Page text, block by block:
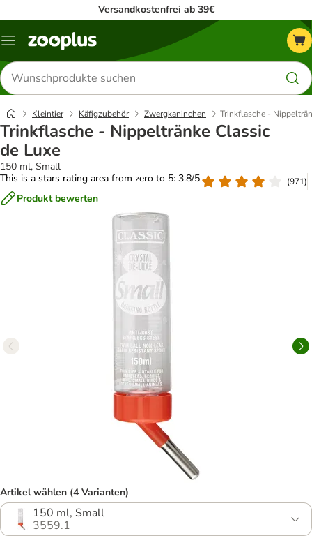
Versandkostenfrei ab 39€
Menü
Produkte
suchen
Kleintier Käfigzubehör Zwergkaninchen Trinkflasche -
Trinkflasche - Nippeltränke Classic
de Luxe
150 ml, Small
This is a stars rating area from zero to 5: 3.8/5
(971)
Produkt bewerten
Artikel wählen (4 Varianten)
150 ml, Small
3559.1